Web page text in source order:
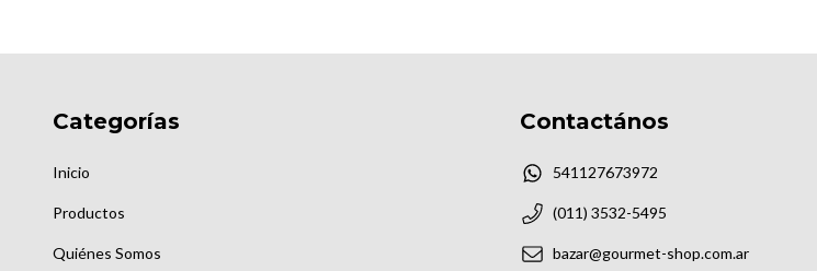
Categorías
Inicio
Productos
Quiénes Somos
Contactános
541127673972
(011) 3532-5495
bazar@gourmet-shop.com.ar